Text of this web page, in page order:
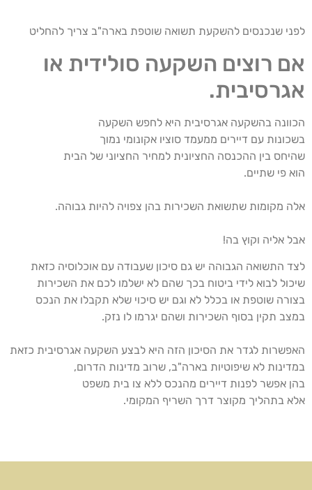
לפני שנכנסים להשקעת תשואה שוטפת בארה"ב צריך להחליט
אם רוצים השקעה סולידית או
אגרסיבית.
הכוונה בהשקעה אגרסיבית היא לחפש השקעה
בשכונות עם דיירים ממעמד סוציו אקונומי נמוך
שהיחס בין ההכנסה החציונית למחיר החציוני של הבית
הוא פי שתיים.
אלה מקומות שתשואת השכירות בהן צפויה להיות גבוהה.
אבל אליה וקוץ בה!
לצד התשואה הגבוהה יש גם סיכון שעבודה עם אוכלוסיה כזאת
שיכול לבוא לידי ביטוח בכך שהם לא ישלמו לכם את השכירות
בצורה שוטפת או בכלל לא וגם יש סיכוי שלא תקבלו את הנכס
במצב תקין בסוף השכירות ושהם יגרמו לו נזק.
האפשרות לגדר את הסיכון הזה היא לבצע השקעה אגרסיבית כזאת
במדינות לא שיפוטיות בארה"ב, שרוב מדינות הדרום,
בהן אפשר לפנות דיירים מהנכס ללא צו בית משפט
אלא בתהליך מקוצר דרך השריף המקומי.